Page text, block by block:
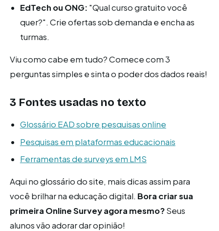
EdTech ou ONG: "Qual curso gratuito você
quer?". Crie ofertas sob demanda e encha as
turmas.
Viu como cabe em tudo? Comece com 3
perguntas simples e sinta o poder dos dados reais!
3 Fontes usadas no texto
Glossário EAD sobre pesquisas online
Pesquisas em plataformas educacionais
Ferramentas de surveys em LMS
Aqui no glossário do site, mais dicas assim para
você brilhar na educação digital. Bora criar sua
primeira Online Survey agora mesmo?Seus
alunos vão adorar dar opinião!